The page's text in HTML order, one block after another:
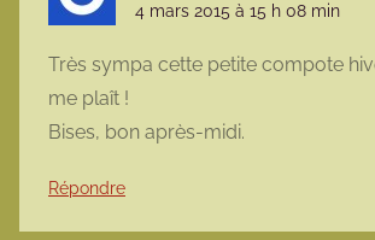
4 mars 2015 à 15 h 08 min
Très sympa cette petite compote
me plaît !
Bises, bon après-midi.
Répondre